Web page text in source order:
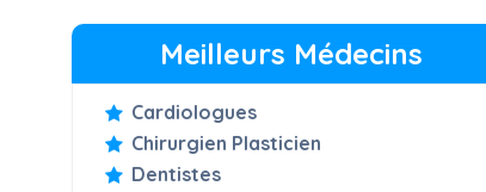
Meilleurs Médecins
Cardiologues
Chirurgien Plasticien
Dentistes